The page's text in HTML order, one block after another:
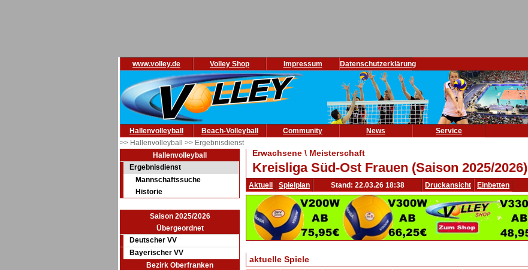
www.volley.de Volley Shop Impressum Datenschutzerklärung
Hallenvolleyball Beach-Volleyball Community News
Service
>> Hallenvolleyball >> Ergebnisdienst
Hallenvolleyball
Ergebnisdienst
Mannschaftssuche
Historie
Saison 2025/2026
Übergeordnet
Deutscher VV
Bayerischer VV
Bezirk Oberfranken
Erwachsene \ Meisterschaft
Kreisliga Süd-Ost Frauen (Saison 2025/2026)
Aktuell Spielplan Stand: 22.03.26 18:38 Druckansicht Einbetten
aktuelle Spiele